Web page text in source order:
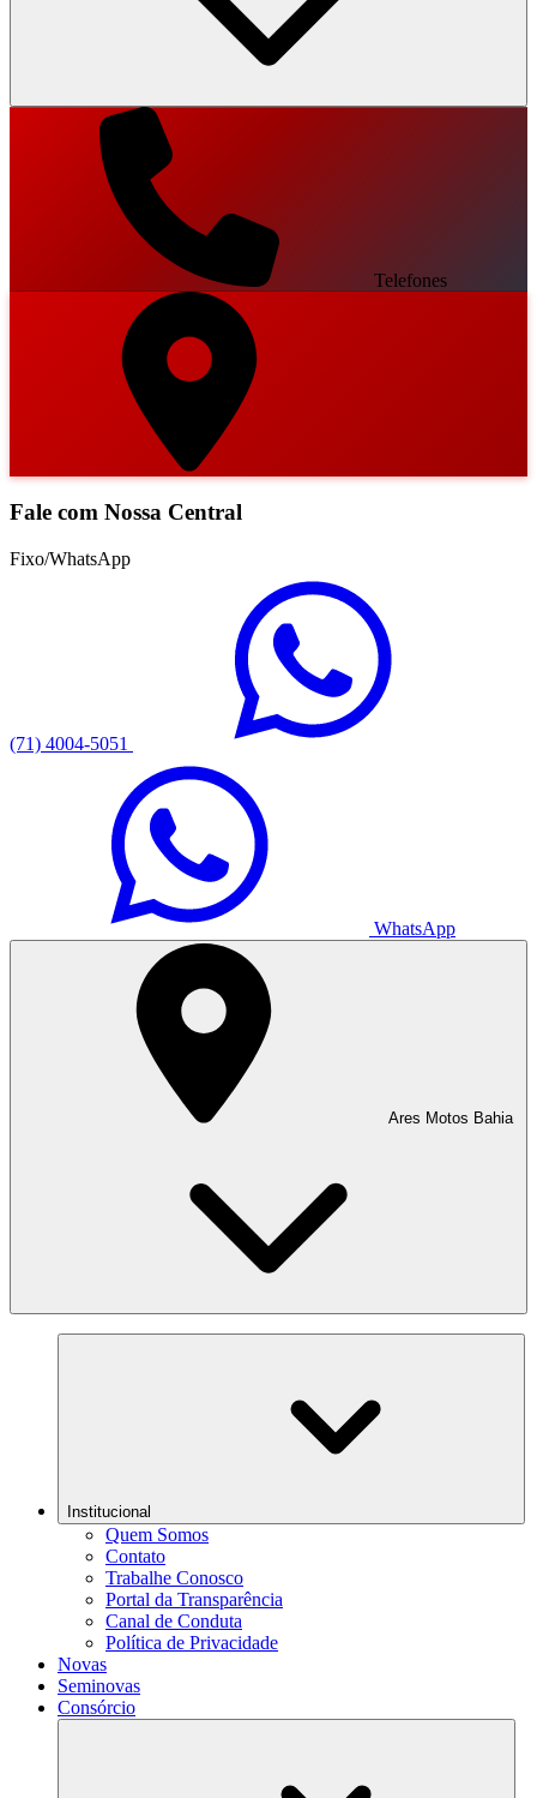
Telefones
Fale com Nossa Central
Fixo/WhatsApp
(71) 4004-5051
WhatsApp
Ares Motos Bahia
Institucional
Quem Somos
Contato
Trabalhe Conosco
Portal da Transparência
Canal de Conduta
Política de Privacidade
Novas
Seminovas
Consórcio